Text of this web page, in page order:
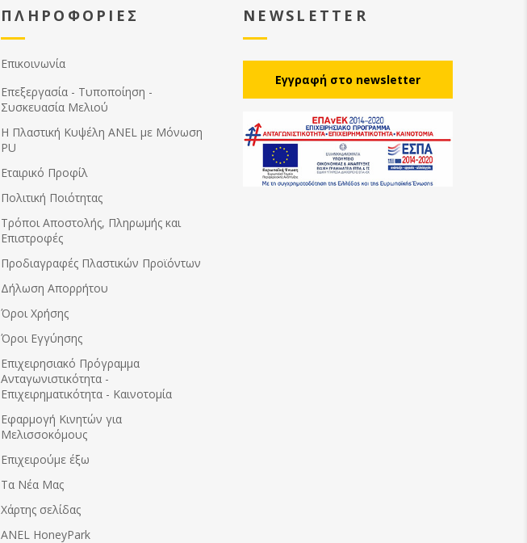
ΠΛΗΡΟΦΟΡΙΕΣ
Επικοινωνία
Επεξεργασία - Τυποποίηση -
Συσκευασία Μελιού
Η Πλαστική Κυψέλη ANEL με Μόνωση
PU
Εταιρικό Προφίλ
Πολιτική Ποιότητας
Τρόποι Αποστολής, Πληρωμής και
Επιστροφές
Προδιαγραφές Πλαστικών Προϊόντων
Δήλωση Απορρήτου
Όροι Χρήσης
Όροι Εγγύησης
Eπιχειρησιακό Πρόγραμμα
Ανταγωνιστικότητα -
Επιχειρηματικότητα - Καινοτομία
Εφαρμογή Κινητών για
Μελισσοκόμους
Επιχειρούμε έξω
Τα Νέα Μας
Χάρτης σελίδας
ANEL HoneyPark
NEWSLETTER
Eγγραφή στο newsletter